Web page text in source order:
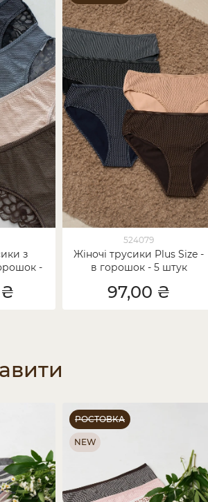
з
-
524079
Жіночі трусики Plus Size -
в горошок - 5 штук
97,00 ₴
РОСТОВКА
NEW